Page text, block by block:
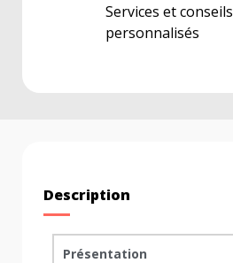
Services et conseils
personnalisés
Description
Présentation